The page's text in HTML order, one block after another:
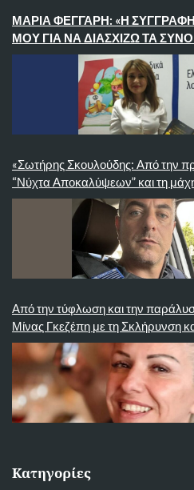
ΜΑΡΊΑ ΦΕΓΓΆΡΗ: «Η
ΜΟΥ ΓΙΑ ΝΑ ΔΙΑΣΧΊΖΩ ΤΑ
ΚΌΣΜΟΥ»
«Σωτήρης Σκουλούδης: Από την
“Νύχτα Αποκαλύψεων” και τη
Από την τύφλωση και την
Μίνας Γκεζέπη με τη Σκλήρυνση
Κατηγορίες